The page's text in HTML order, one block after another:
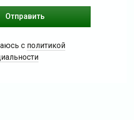
с политикой